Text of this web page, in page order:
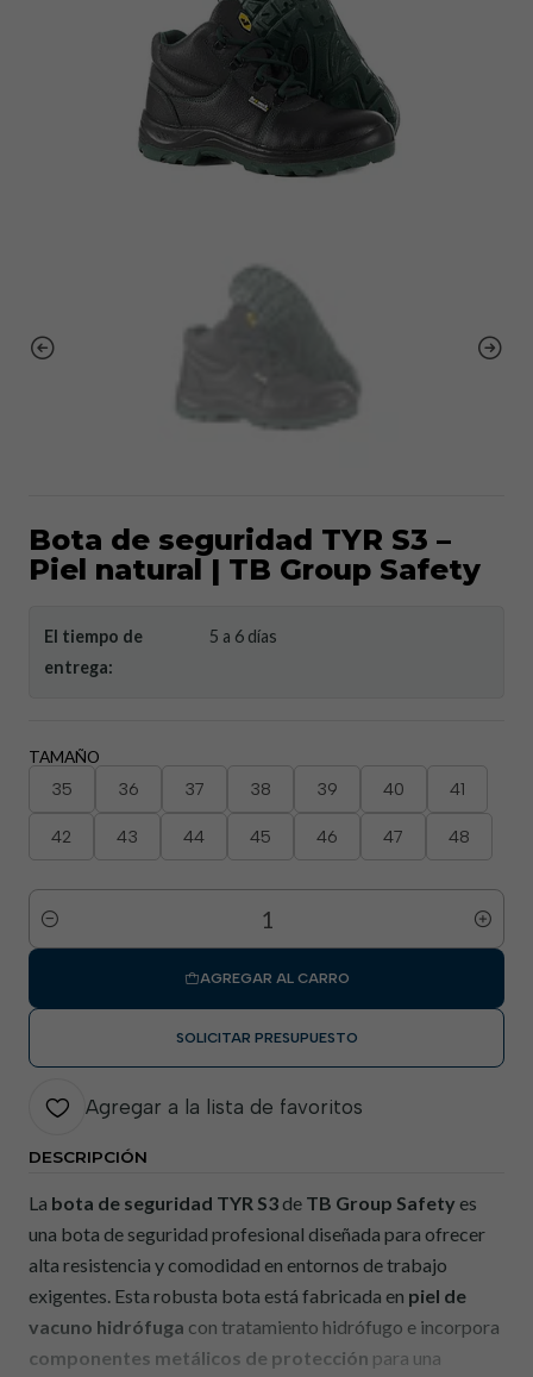
Bota de seguridad TYR S3 –
Piel natural | TB Group Safety
El tiempo de
entrega:
5 a 6 días
TAMAÑO
35 36 37 38 39 40 41
42 43 44 45 46 47 48
Cantidad
AGREGAR AL CARRO
SOLICITAR PRESUPUESTO
Agregar a la lista de favoritos
DESCRIPCIÓN
La bota de seguridad TYR S3 de TB Group Safety es
una bota de seguridad profesional diseñada para ofrecer
alta resistencia y comodidad en entornos de trabajo
exigentes. Esta robusta bota está fabricada en piel de
vacuno hidrófuga con tratamiento hidrófugo e incorpora
componentes metálicos de protección para una